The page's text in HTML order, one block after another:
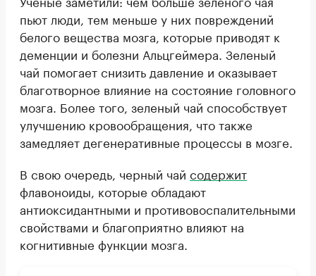
пьют люди, тем меньше у них повреждений
белого вещества мозга, которые приводят к
деменции и болезни Альцгеймера. Зеленый
чай помогает снизить давление и оказывает
благотворное влияние на состояние головного
мозга. Более того, зеленый чай способствует
улучшению кровообращения, что также
замедляет дегенеративные процессы в мозге.
В свою очередь, черный чай содержит
флавоноиды, которые обладают
антиоксидантными и противовоспалительными
свойствами и благоприятно влияют на
когнитивные функции мозга.